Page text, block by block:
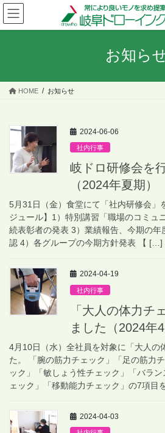
コ
ン
テ
ス
ナ
ビ
ゲ
ン
お知ら
HOME お知らせ
2024-06-06
社内行事
岐ドロ研修会を
（2024年夏期）
5月31日（金）食堂にて「社内研修会」
ジュール】1）特別講習「職場のコミュ
続表彰者の発表 3）業績報告、今期の
認 4）各グループの今期方針発表 【 […]
2024-04-19
社内行事
「大人の体力チ
ました（2024年4
4月10日（水）全社員を対象に「大人の
た。 「腕の筋力チェック」「足の筋力
ック」「敏しょう性チェック」「バラ
ェック」「移動能力チェック」の7項目
2024-04-03